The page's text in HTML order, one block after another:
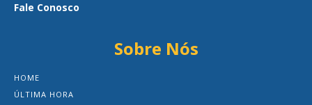
Fale Conosco
Sobre Nós
HOME
ÚLTIMA HORA